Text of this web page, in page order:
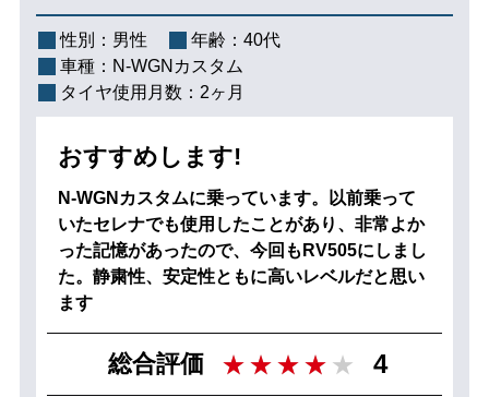
性別： 男性 年齢： 40代
車種： N-WGNカスタム
タイヤ使用月数： 2ヶ月
おすすめします!
N-WGNカスタムに乗っています。以前乗って
いたセレナでも使用したことがあり、非常よか
った記憶があったので、今回もRV505にしまし
た。静粛性、安定性ともに高いレベルだと思い
ます
総合評価 4